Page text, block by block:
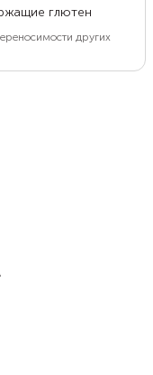
глютен
других